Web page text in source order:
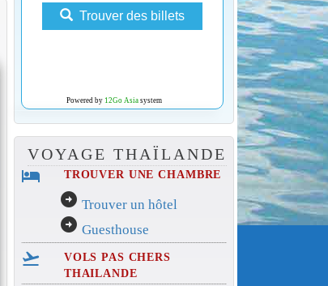
Trouver des billets
Powered by 12Go Asiasystem
VOYAGE THAÏLANDE
hotel TROUVER UNE CHAMBRE
arrow_circle_right Trouver un hôtel
arrow_circle_right Guesthouse
flight_takeoff
VOLS PAS CHERS
THAILANDE